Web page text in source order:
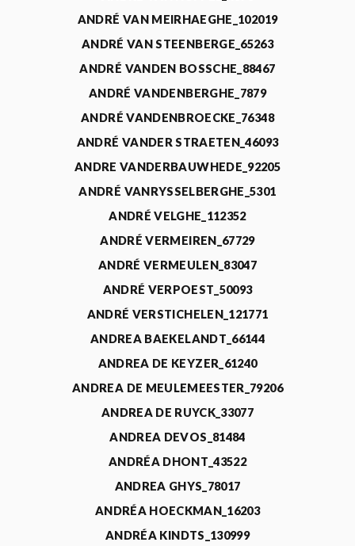
ANDRÉ VAN MEIRHAEGHE_102019
ANDRÉ VAN STEENBERGE_65263
ANDRÉ VANDEN BOSSCHE_88467
ANDRÉ VANDENBERGHE_7879
ANDRÉ VANDENBROECKE_76348
ANDRÉ VANDER STRAETEN_46093
ANDRE VANDERBAUWHEDE_92205
ANDRÉ VANRYSSELBERGHE_5301
ANDRÉ VELGHE_112352
ANDRÉ VERMEIREN_67729
ANDRÉ VERMEULEN_83047
ANDRÉ VERPOEST_50093
ANDRÉ VERSTICHELEN_121771
ANDREA BAEKELANDT_66144
ANDREA DE KEYZER_61240
ANDREA DE MEULEMEESTER_79206
ANDREA DE RUYCK_33077
ANDREA DEVOS_81484
ANDRÉA DHONT_43522
ANDREA GHYS_78017
ANDRÉA HOECKMAN_16203
ANDRÉA KINDTS_130999